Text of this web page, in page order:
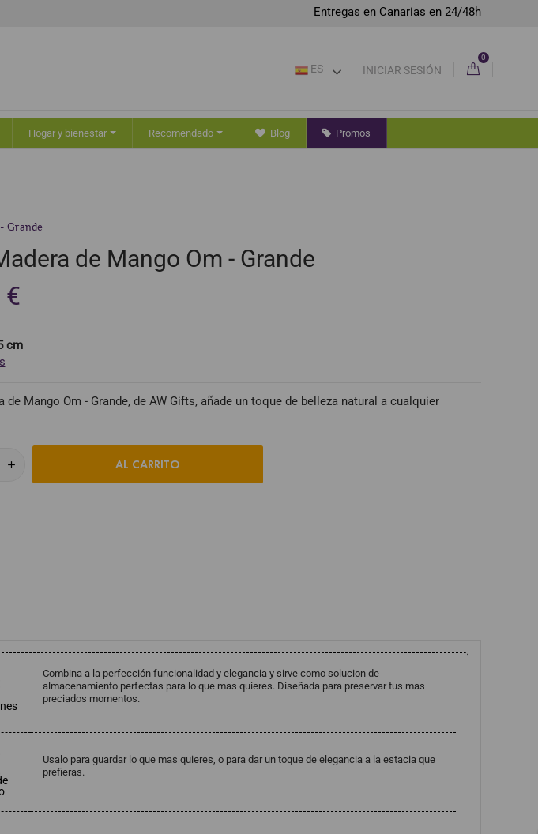
Entregas en Canarias en 24/48h
ES INICIAR SESIÓN
0
Hogar y bienestar Recomendado Blog Promos
Grande
de Mango Om - Grande
€
cm
de Mango Om - Grande, de AW Gifts, añade un toque de belleza natural a cualquier
AL CARRITO
Combina a la perfección funcionalidad y elegancia y sirve como solucion de
almacenamiento perfectas para lo que mas quieres. Diseñada para preservar tus mas
preciados momentos.
Usalo para guardar lo que mas quieres, o para dar un toque de elegancia a la estacia que
prefieras.